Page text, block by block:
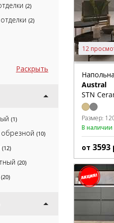
(2)
(2)
Раскрыть
(1)
(10)
(12)
(20)
(20)
12
Austral
STN
Размер:
В наличии
от 3593